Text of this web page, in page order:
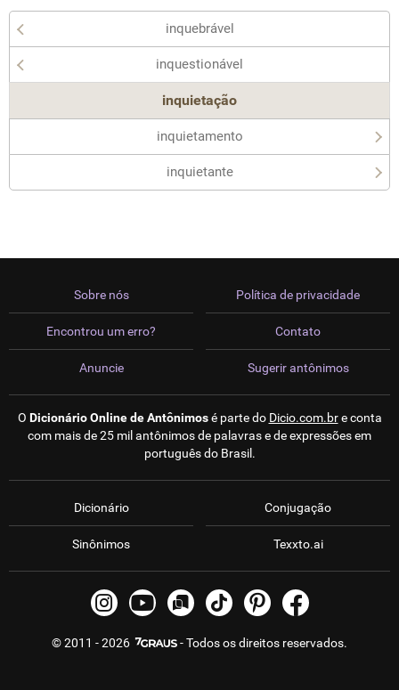
inquebrável
inquestionável
inquietação
inquietamento
inquietante
Sobre nós
Encontrou um erro?
Anuncie
Política de privacidade
Contato
Sugerir antônimos
O Dicionário Online de Antônimosé parte do Dicio.com.bre conta
com mais de 25 mil antônimos de palavras e de expressões em
português do Brasil.
Dicionário
Sinônimos
Conjugação
Texxto.ai
© 2011 - 2026 - Todos os direitos reservados.